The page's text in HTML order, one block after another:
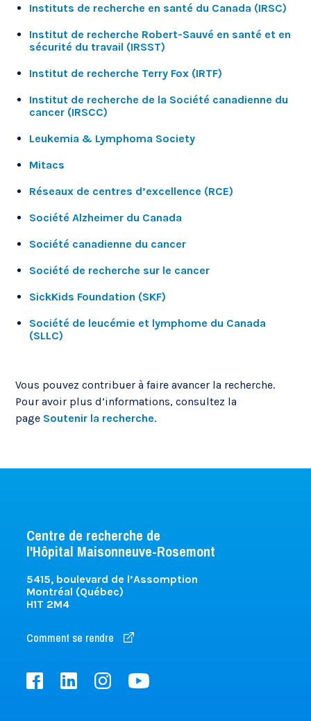
Instituts de recherche en santé du Canada (IRSC)
Institut de recherche Robert-Sauvé en santé et en
sécurité du travail (IRSST)
Institut de recherche Terry Fox (IRTF)
Institut de recherche de la Société canadienne du
cancer (IRSCC)
Leukemia & Lymphoma Society
Mitacs
Réseaux de centres d’excellence (RCE)
Société Alzheimer du Canada
Société canadienne du cancer
Société de recherche sur le cancer
SickKids Foundation (SKF)
Société de leucémie et lymphome du Canada
(SLLC)
Vous pouvez contribuer à faire avancer la recherche.
Pour avoir plus d’informations, consultez la
page Soutenir la recherche.
Centre de recherche de
l'Hôpital Maisonneuve-Rosemont
5415, boulevard de l’Assomption
Montréal (Québec)
H1T 2M4
Comment se rendre